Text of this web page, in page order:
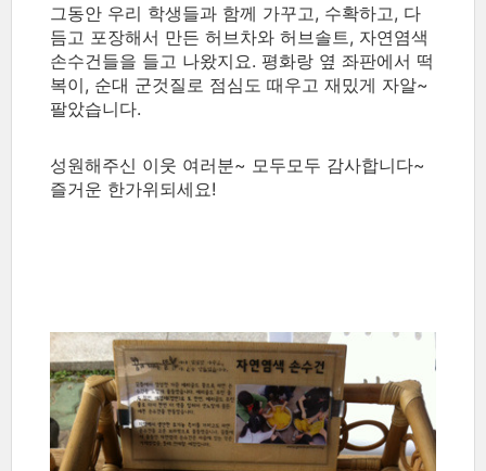
그동안 우리 학생들과 함께 가꾸고, 수확하고, 다
듬고 포장해서 만든 허브차와 허브솔트, 자연염색
손수건들을 들고 나왔지요. 평화랑 옆 좌판에서 떡
복이, 순대 군것질로 점심도 때우고 재밌게 자알~
팔았습니다.
성원해주신 이웃 여러분~ 모두모두 감사합니다~
즐거운 한가위되세요!